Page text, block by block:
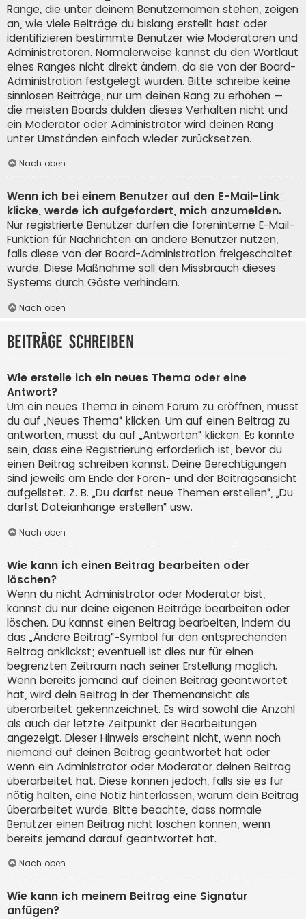
Ränge, die unter deinem Benutzernamen stehen, zeigen
an, wie viele Beiträge du bislang erstellt hast oder
identifizieren bestimmte Benutzer wie Moderatoren und
Administratoren. Normalerweise kannst du den Wortlaut
eines Ranges nicht direkt ändern, da sie von der Board-
Administration festgelegt wurden. Bitte schreibe keine
sinnlosen Beiträge, nur um deinen Rang zu erhöhen —
die meisten Boards dulden dieses Verhalten nicht und
ein Moderator oder Administrator wird deinen Rang
unter Umständen einfach wieder zurücksetzen.
Nach oben
Wenn ich bei einem Benutzer auf den E-Mail-Link
klicke, werde ich aufgefordert, mich anzumelden.
Nur registrierte Benutzer dürfen die foreninterne E-Mail-
Funktion für Nachrichten an andere Benutzer nutzen,
falls diese von der Board-Administration freigeschaltet
wurde. Diese Maßnahme soll den Missbrauch dieses
Systems durch Gäste verhindern.
Nach oben
Beiträge schreiben
Wie erstelle ich ein neues Thema oder eine
Antwort?
Um ein neues Thema in einem Forum zu eröffnen, musst
du auf „Neues Thema“ klicken. Um auf einen Beitrag zu
antworten, musst du auf „Antworten“ klicken. Es könnte
sein, dass eine Registrierung erforderlich ist, bevor du
einen Beitrag schreiben kannst. Deine Berechtigungen
sind jeweils am Ende der Foren- und der Beitragsansicht
aufgelistet. Z. B. „Du darfst neue Themen erstellen“, „Du
darfst Dateianhänge erstellen“ usw.
Nach oben
Wie kann ich einen Beitrag bearbeiten oder
löschen?
Wenn du nicht Administrator oder Moderator bist,
kannst du nur deine eigenen Beiträge bearbeiten oder
löschen. Du kannst einen Beitrag bearbeiten, indem du
das „Ändere Beitrag“-Symbol für den entsprechenden
Beitrag anklickst; eventuell ist dies nur für einen
begrenzten Zeitraum nach seiner Erstellung möglich.
Wenn bereits jemand auf deinen Beitrag geantwortet
hat, wird dein Beitrag in der Themenansicht als
überarbeitet gekennzeichnet. Es wird sowohl die Anzahl
als auch der letzte Zeitpunkt der Bearbeitungen
angezeigt. Dieser Hinweis erscheint nicht, wenn noch
niemand auf deinen Beitrag geantwortet hat oder
wenn ein Administrator oder Moderator deinen Beitrag
überarbeitet hat. Diese können jedoch, falls sie es für
nötig halten, eine Notiz hinterlassen, warum dein Beitrag
überarbeitet wurde. Bitte beachte, dass normale
Benutzer einen Beitrag nicht löschen können, wenn
bereits jemand darauf geantwortet hat.
Nach oben
Wie kann ich meinem Beitrag eine Signatur
anfügen?